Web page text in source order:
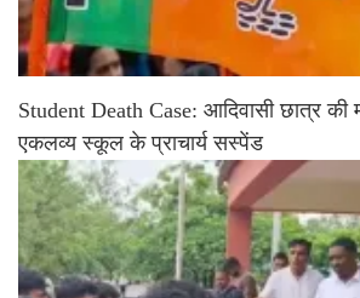
Student Death Case: आदिवासी छात्र की
एकलव्य स्कूल के प्राचार्य सस्पेंड